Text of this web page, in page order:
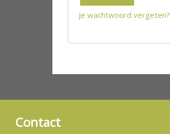
Je wachtwoord vergeten?
Contact